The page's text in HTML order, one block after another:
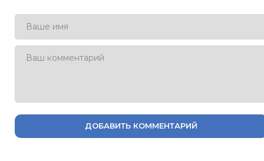
ДОБАВИТЬ КОММЕНТАРИЙ